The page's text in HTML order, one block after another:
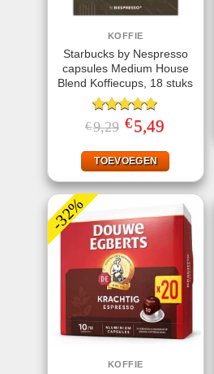
KOFFIE
Starbucks by Nespresso
capsules Medium House
Blend Koffiecups, 18 stuks
Gewaardeerd
5.00uit 5
€9,29 Oorspronkelijke
prijs
€9,29.
€5,49Huidige
€5,49.
TOEVOEGEN
-32%
KOFFIE